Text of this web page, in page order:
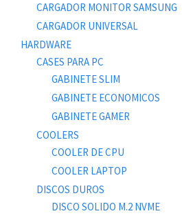
CARGADOR MONITOR SAMSUNG
CARGADOR UNIVERSAL
HARDWARE
CASES PARA PC
GABINETE SLIM
GABINETE ECONOMICOS
GABINETE GAMER
COOLERS
COOLER DE CPU
COOLER LAPTOP
DISCOS DUROS
DISCO SOLIDO M.2 NVME